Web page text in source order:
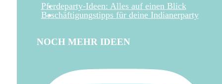
Pferdeparty-Ideen: Alles auf einen Blick
Beschäftigungstipps für deine Indianerparty
NOCH MEHR IDEEN